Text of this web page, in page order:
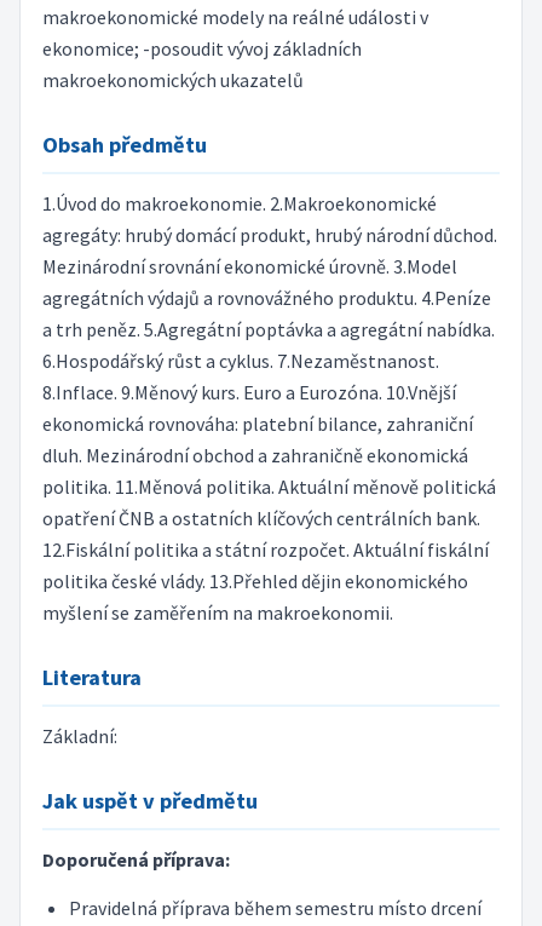
makroekonomické modely na reálné události v
ekonomice; -posoudit vývoj základních
makroekonomických ukazatelů
Obsah předmětu
1.Úvod do makroekonomie. 2.Makroekonomické
agregáty: hrubý domácí produkt, hrubý národní důchod.
Mezinárodní srovnání ekonomické úrovně. 3.Model
agregátních výdajů a rovnovážného produktu. 4.Peníze
a trh peněz. 5.Agregátní poptávka a agregátní nabídka.
6.Hospodářský růst a cyklus. 7.Nezaměstnanost.
8.Inflace. 9.Měnový kurs. Euro a Eurozóna. 10.Vnější
ekonomická rovnováha: platební bilance, zahraniční
dluh. Mezinárodní obchod a zahraničně ekonomická
politika. 11.Měnová politika. Aktuální měnově politická
opatření ČNB a ostatních klíčových centrálních bank.
12.Fiskální politika a státní rozpočet. Aktuální fiskální
politika české vlády. 13.Přehled dějin ekonomického
myšlení se zaměřením na makroekonomii.
Literatura
Základní:
Jak uspět v předmětu
Doporučená příprava:
Pravidelná příprava během semestru místo drcení